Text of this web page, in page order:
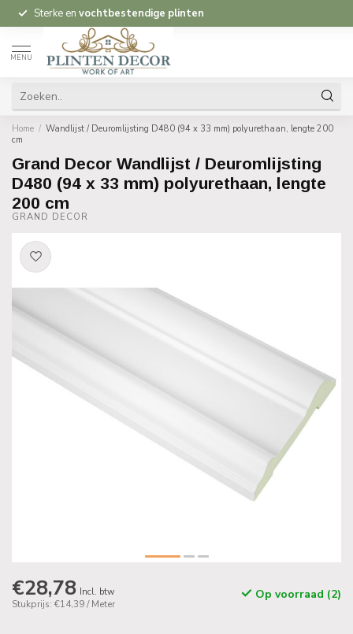
Sterke en vochtbestendige plinten
MENU
Home / Wandlijst / Deuromlijsting D480 (94 x 33 mm) polyurethaan, lengte 200
cm
Grand Decor Wandlijst / Deuromlijsting
D480 (94 x 33 mm) polyurethaan, lengte
200 cm
GRAND DECOR
€28,78 Incl. btw
Stukprijs: €14,39 / Meter
Op voorraad (2)